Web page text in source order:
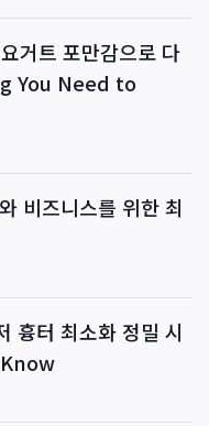
거트 포만감으로 다
You Need to
비즈니스를 위한 최
흉터 최소화 정밀 시